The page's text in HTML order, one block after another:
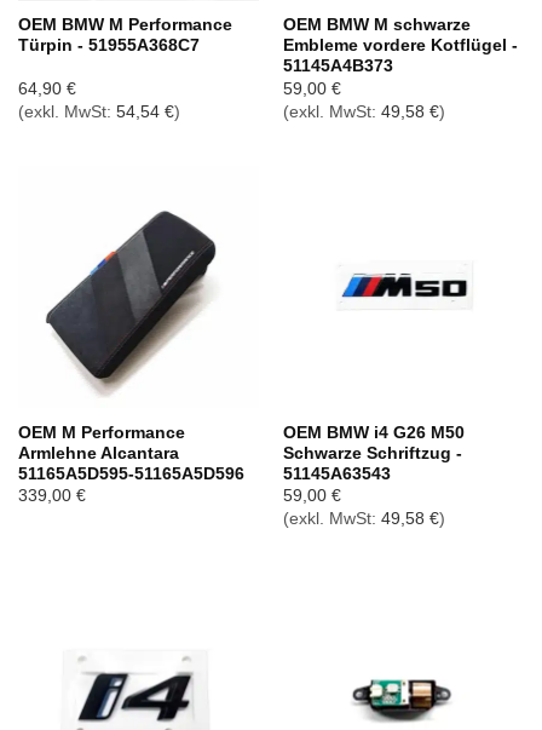
OEM BMW M Performance
Türpin - 51955A368C7
64,90 €
(exkl. MwSt: 54,54 €)
OEM BMW M schwarze
Embleme vordere Kotflügel -
51145A4B373
59,00 €
(exkl. MwSt: 49,58 €)
OEM M Performance
Armlehne Alcantara
51165A5D595-51165A5D596
339,00 €
OEM BMW i4 G26 M50
Schwarze Schriftzug -
51145A63543
59,00 €
(exkl. MwSt: 49,58 €)